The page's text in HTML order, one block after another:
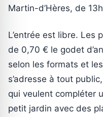
Martin-d’Hères, de
L’entrée est libre. Les
de 0,70 € le godet
selon les formats et
s’adresse à tout
qui veulent compléter
petit jardin avec des